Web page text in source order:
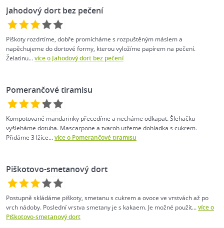
Jahodový dort bez pečení
Piškoty rozdrtíme, dobře promícháme s rozpuštěným máslem a
napěchujeme do dortové formy, kterou vyložíme papírem na pečení.
Želatinu...více o Jahodový dort bez pečení
Pomerančové tiramisu
Kompotované mandarinky přecedíme a necháme odkapat. Šlehačku
vyšleháme dotuha. Mascarpone a tvaroh utřeme dohladka s cukrem.
Přidáme 3 lžíce...více o Pomerančové tiramisu
Piškotovo-smetanový dort
Postupně skládáme piškoty, smetanu s cukrem a ovoce ve vrstvách až po
vrch nádoby. Poslední vrstva smetany je s kakaem. Je možné použít...více o
Piškotovo-smetanový dort